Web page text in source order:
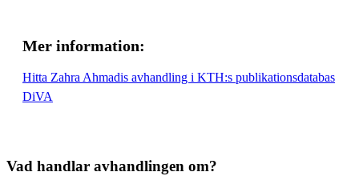
Mer information:
Hitta Zahra Ahmadis avhandling i KTH:s publikationsdatabas
DiVA
Vad handlar avhandlingen om?